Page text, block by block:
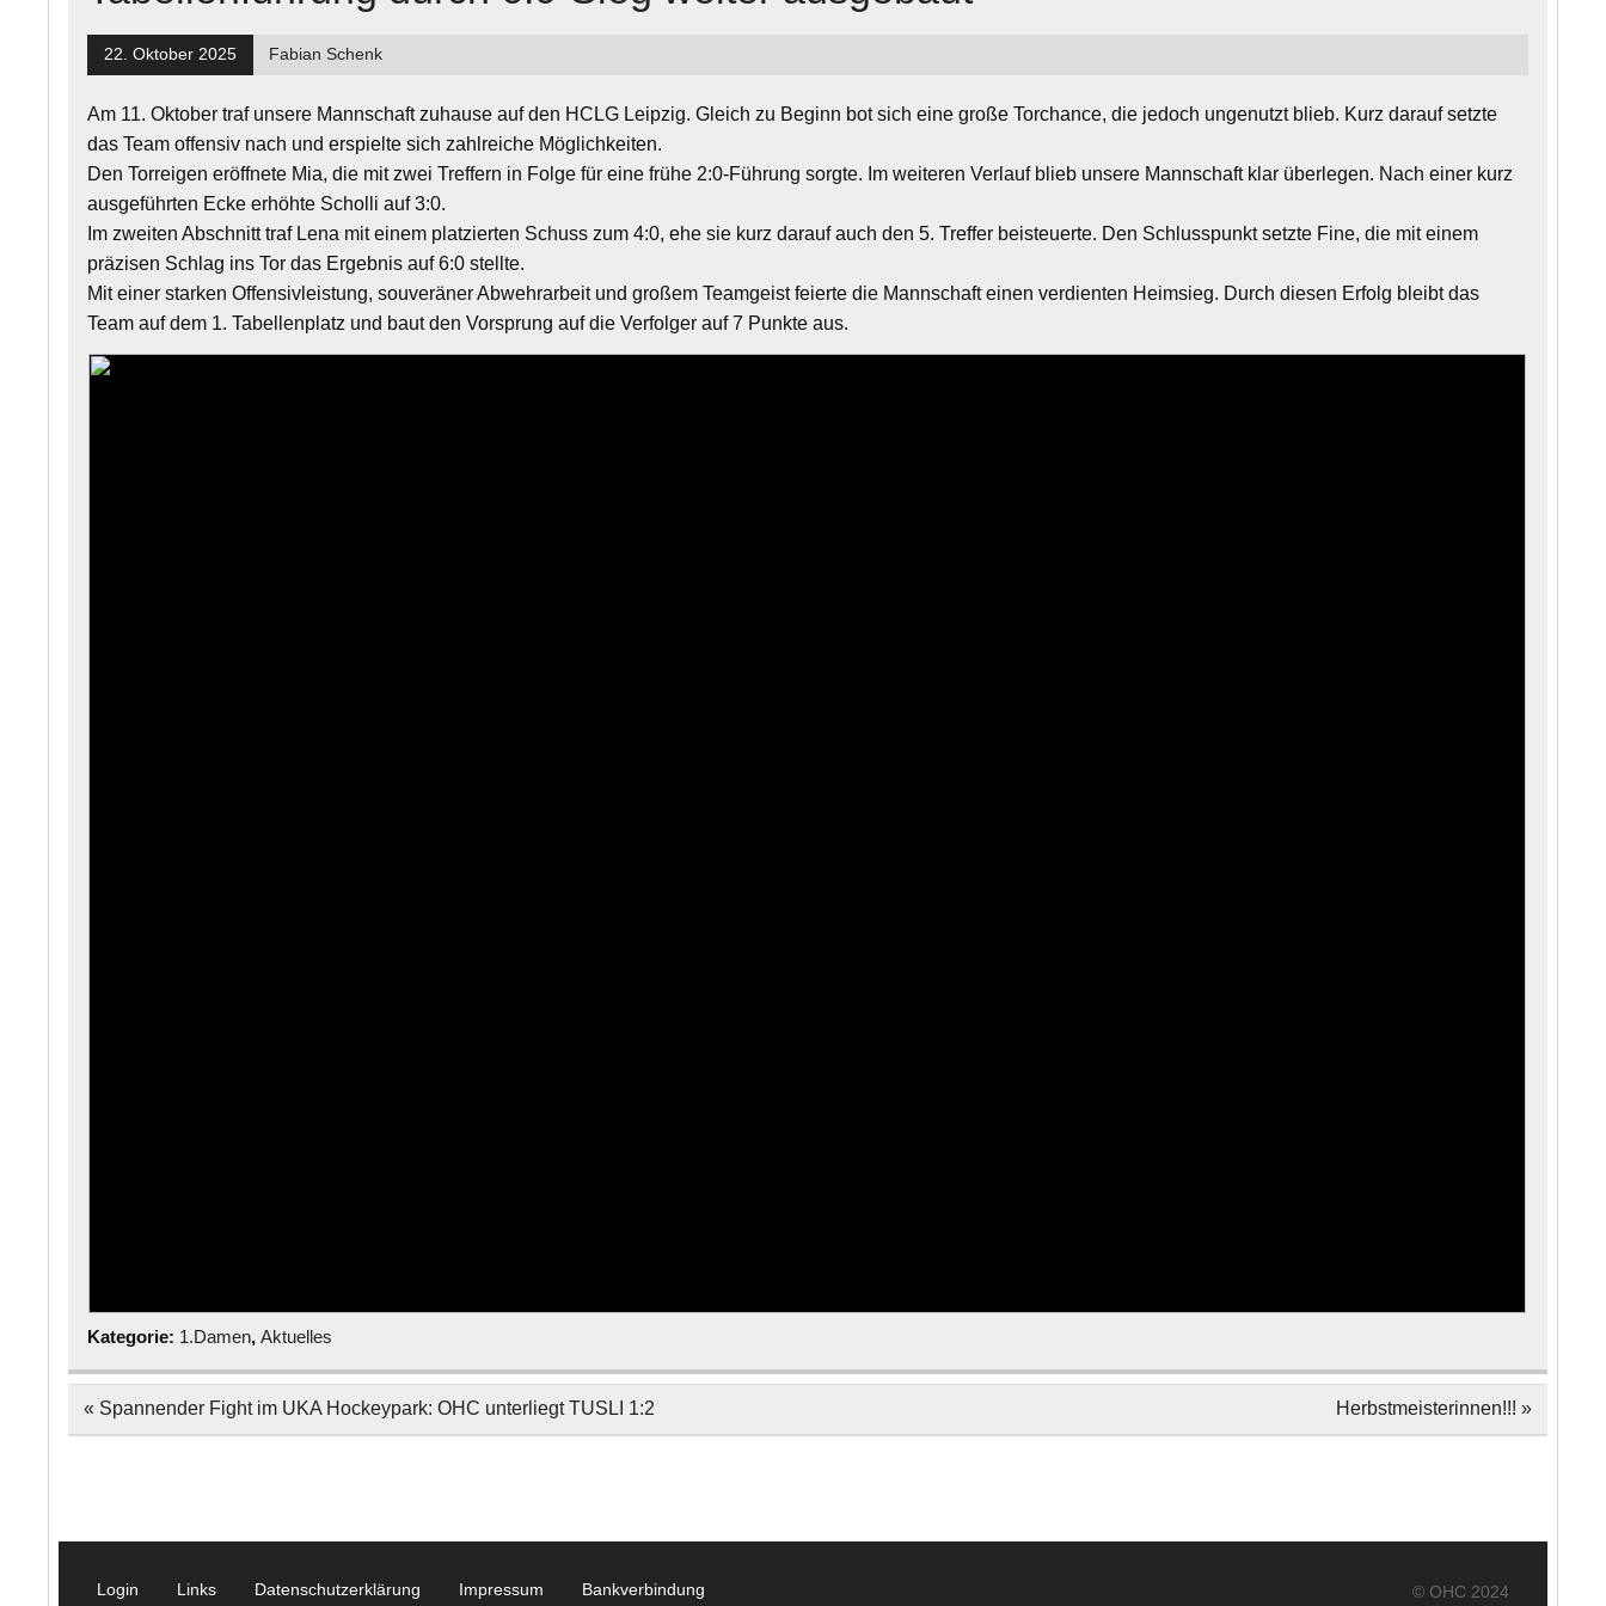
22. Oktober 2025 Fabian Schenk
Am 11. Oktober traf unsere Mannschaft zuhause auf den HCLG Leipzig. Gleich zu Beginn bot sich eine große Torchance, die jedoch ungenutzt blieb. Kurz darauf setzte
das Team offensiv nach und erspielte sich zahlreiche Möglichkeiten.
Den Torreigen eröffnete Mia, die mit zwei Treffern in Folge für eine frühe 2:0-Führung sorgte. Im weiteren Verlauf blieb unsere Mannschaft klar überlegen. Nach einer kurz
ausgeführten Ecke erhöhte Scholli auf 3:0.
Im zweiten Abschnitt traf Lena mit einem platzierten Schuss zum 4:0, ehe sie kurz darauf auch den 5. Treffer beisteuerte. Den Schlusspunkt setzte Fine, die mit einem
präzisen Schlag ins Tor das Ergebnis auf 6:0 stellte.
Mit einer starken Offensivleistung, souveräner Abwehrarbeit und großem Teamgeist feierte die Mannschaft einen verdienten Heimsieg. Durch diesen Erfolg bleibt das
Team auf dem 1. Tabellenplatz und baut den Vorsprung auf die Verfolger auf 7 Punkte aus.
Kategorie: 1.Damen,Aktuelles
Beitragsnavigation
« Spannender Fight im UKA Hockeypark: OHC unterliegt TUSLI 1:2 Herbstmeisterinnen!!! »
Login Links Datenschutzerklärung Impressum Bankverbindung © OHC 2024